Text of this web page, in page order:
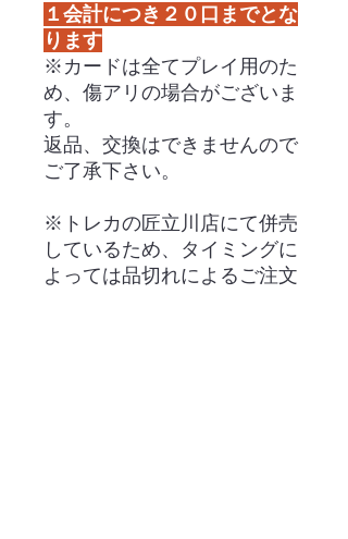
１会計につき２０口までとな
ります
※カードは全てプレイ用のた
め、傷アリの場合がございま
す。
返品、交換はできませんので
ご了承下さい。
※トレカの匠立川店にて併売
しているため、タイミングに
よっては品切れによるご注文